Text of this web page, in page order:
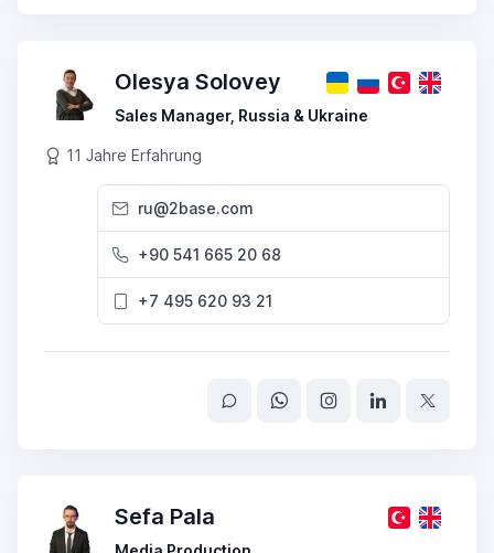
Olesya Solovey
Sales Manager, Russia & Ukraine
11 Jahre Erfahrung
ru@2base.com
+90 541 665 20 68
+7 495 620 93 21
Sefa Pala